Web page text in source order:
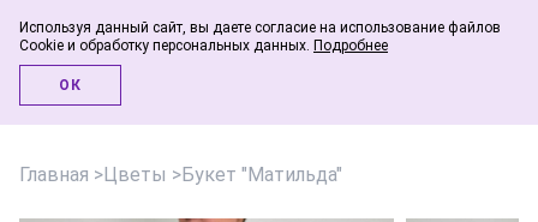
Главная >Цветы >Букет "Матильда"
Используя данный сайт, вы даете согласие на использование файлов
Cookie и обработку персональных данных. Подробнее
ОК